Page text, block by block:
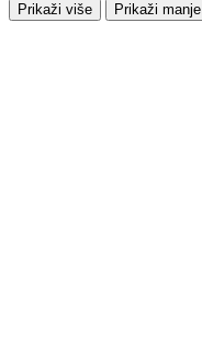
Prikaži više Prikaži manje